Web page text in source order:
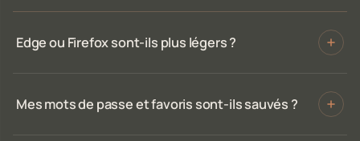
Edge ou Firefox sont-ils plus légers ?
Mes mots de passe et favoris sont-ils sauvés ?